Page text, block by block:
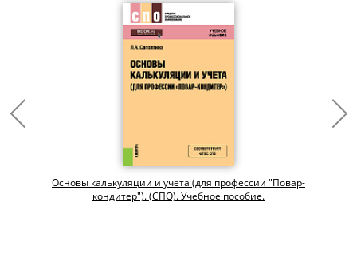
Основы калькуляции и учета (для профессии "Повар-
кондитер"). (СПО). Учебное пособие.